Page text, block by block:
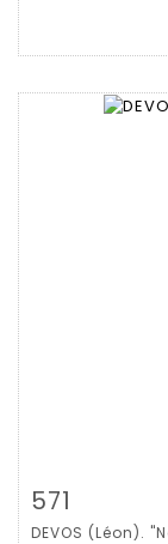
571
DEVOS (Léon).